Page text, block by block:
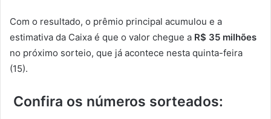
Com o resultado, o prêmio principal acumulou e a
estimativa da Caixa é que o valor chegue a R$ 35 milhões
no próximo sorteio, que já acontece nesta quinta-feira
(15).
Confira os números sorteados: